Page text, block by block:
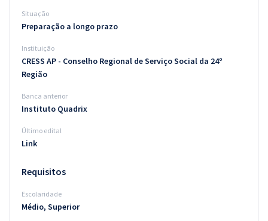
Blog
Aprovados
Situação
Preparação a longo prazo
Instituição
CRESS AP - Conselho Regional de Serviço Social da 24º
Região
Banca anterior
Instituto Quadrix
Último edital
Link
Requisitos
Escolaridade
Médio, Superior